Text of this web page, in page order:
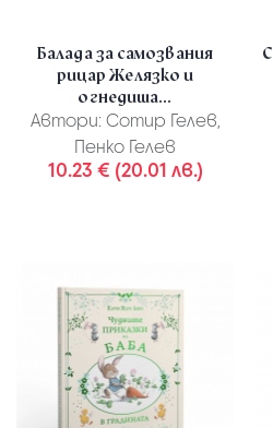
Балада за самозвания
рицар Желязко и
огнедиша...
Автори: Сотир Гелев,
Пенко Гелев
10.23 € (20.01 лв.)